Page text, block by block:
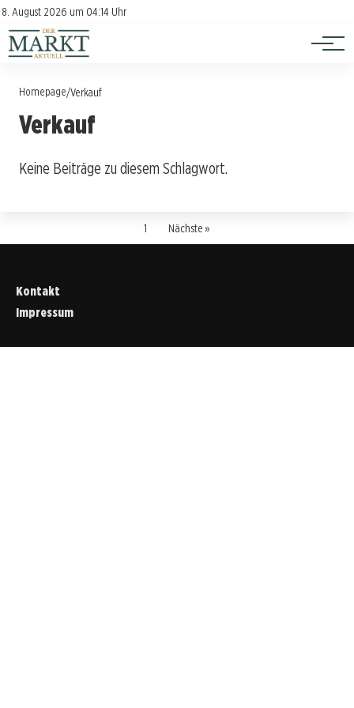
8. August 2026 um 04:14 Uhr
Kontakt
Impressum
Investition
Verbraucherschutz
Homepage/Verkauf
Verkauf
Keine Beiträge zu diesem Schlagwort.
1 Nächste »
Kontakt
Impressum